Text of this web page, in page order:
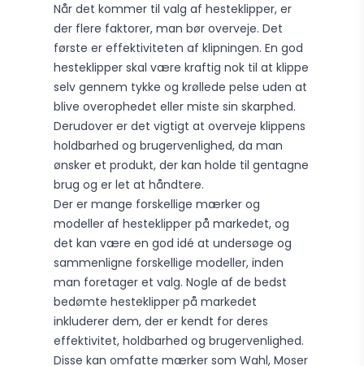
Når det kommer til valg af hesteklipper, er
der flere faktorer, man bør overveje. Det
første er effektiviteten af klipningen. En god
hesteklipper skal være kraftig nok til at klippe
selv gennem tykke og krøllede pelse uden at
blive overophedet eller miste sin skarphed.
Derudover er det vigtigt at overveje klippens
holdbarhed og brugervenlighed, da man
ønsker et produkt, der kan holde til gentagne
brug og er let at håndtere.
Der er mange forskellige mærker og
modeller af hesteklipper på markedet, og
det kan være en god idé at undersøge og
sammenligne forskellige modeller, inden
man foretager et valg. Nogle af de bedst
bedømte hesteklipper på markedet
inkluderer dem, der er kendt for deres
effektivitet, holdbarhed og brugervenlighed.
Disse kan omfatte mærker som Wahl, Moser